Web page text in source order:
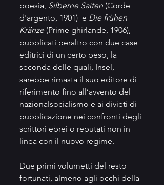
poesia, Silberne Saiten (Corde
d'argento, 1901)  e Die frühen
Kränze (Prime ghirlande, 1906),
pubblicati peraltro con due case
editrici di un certo peso, la
seconda delle quali, Insel,
sarebbe rimasta il suo editore di
riferimento fino all’avvento del
nazionalsocialismo e ai divieti di
pubblicazione nei confronti degli
scrittori ebrei o reputati non in
linea con il nuovo regime.
Due primi volumetti del resto
fortunati, almeno agli occhi della